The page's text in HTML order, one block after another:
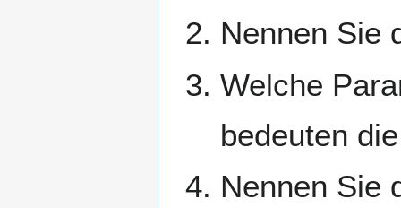
Nennen Sie
Welche
bedeuten
Nennen Sie